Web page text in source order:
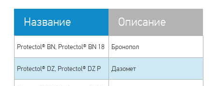
Название Описание
Protectol® BN, Protectol® BN 18 Бронопол
Protectol® DZ, Protectol® DZ P Дазомет